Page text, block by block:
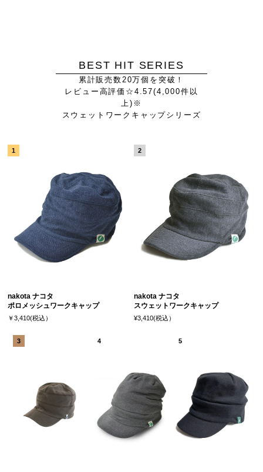
BEST HIT SERIES
累計販売数20万個を突破！
レビュー高評価☆4.57(4,000件以
上)※
スウェットワークキャップシリーズ
nakota ナコタ
ポロメッシュワークキャップ
￥3,410(税込）
nakota ナコタ
スウェットワークキャップ
¥3,410(税込）